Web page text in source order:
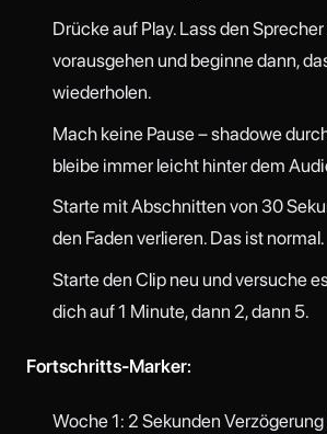
Drücke auf Play. Lass den
vorausgehen und beginne dann,
wiederholen.
Mach keine Pause – shadowe
bleibe immer leicht hinter dem
Starte mit Abschnitten von 30
den Faden verlieren. Das ist normal.
Starte den Clip neu und versuche
dich auf 1 Minute, dann 2, dann 5.
Fortschritts-Marker:
Woche 1: 2 Sekunden